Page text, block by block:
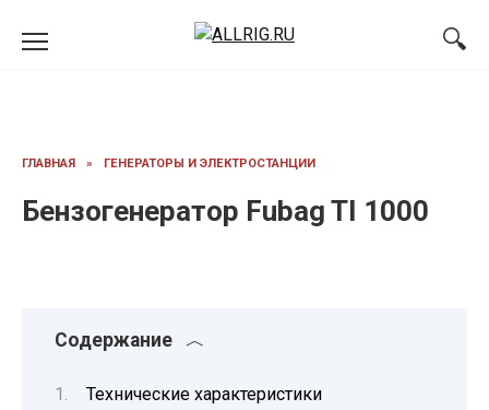
ГЛАВНАЯ » ГЕНЕРАТОРЫ И ЭЛЕКТРОСТАНЦИИ
Бензогенератор Fubag TI 1000
Содержание
Технические характеристики